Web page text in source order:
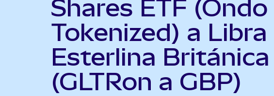
Shares ETF (Ondo
Tokenized) a Libra
Esterlina Británica
(GLTRon a GBP)